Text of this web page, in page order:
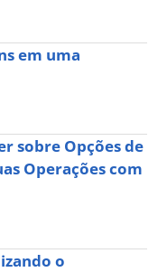
em uma
sobre Opções de
Operações com
o